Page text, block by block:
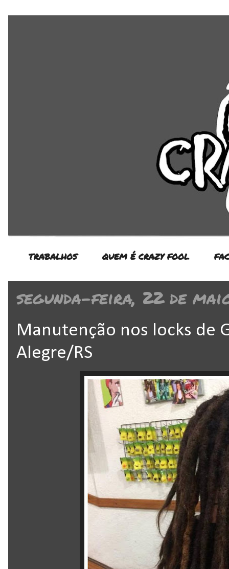
TRABALHOS QUEM É CRAZY FOOL
segunda-feira, 22 de
Manutenção nos locks de
Alegre/RS